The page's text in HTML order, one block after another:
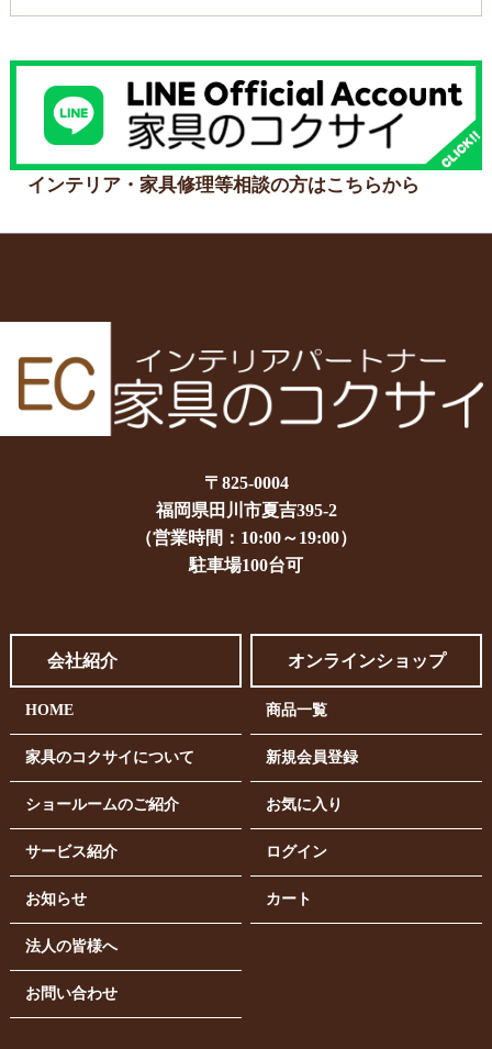
インテリア・家具修理等相談の方はこちらから
〒825-0004
福岡県田川市夏吉395-2
（営業時間：10:00～19:00）
駐車場100台可
会社紹介
HOME
家具のコクサイについて
ショールームのご紹介
サービス紹介
お知らせ
法人の皆様へ
お問い合わせ
オンラインショップ
商品一覧
新規会員登録
お気に入り
ログイン
カート